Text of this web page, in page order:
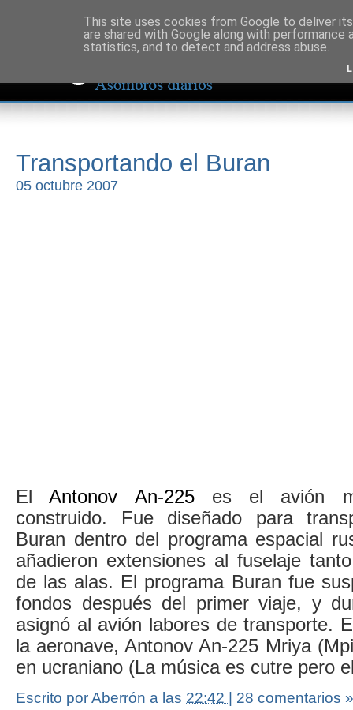
Transportando el Buran
05 octubre 2007
ElAntonov An-225es el avión
construido. Fue diseñado para
Buran dentro del programa espacial
añadieron extensiones al fuselaje
de las alas. El programa Buran fue
fondos después del primer viaje, y
asignó al avión labores de transporte.
la aeronave, Antonov An-225 Mriya
en ucraniano (La música es cutre pero
Escrito por Aberrón a las 22:42 | 28 comentarios »
This site uses cookies from Google to deliver
are shared with Google along with
statistics, and to detect and address abuse.